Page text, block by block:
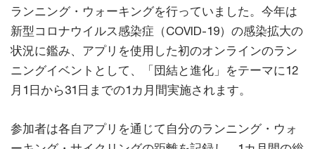
ランニング・ウォーキングを行っていました。今年は
新型コロナウイルス感染症（COVID-19）の感染拡大の
状況に鑑み、アプリを使用した初のオンラインのラン
ニングイベントとして、「団結と進化」をテーマに12
月1日から31日までの1カ月間実施されます。
参加者は各自アプリを通じて自分のランニング・ウォ